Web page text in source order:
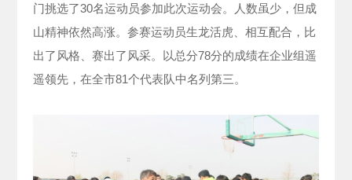
门挑选了30名运动员参加此次运动会。人数虽少，但成
山精神依然高涨。参赛运动员生龙活虎、相互配合，比
出了风格、赛出了风采。以总分78分的成绩在企业组遥
遥领先，在全市81个代表队中名列第三。